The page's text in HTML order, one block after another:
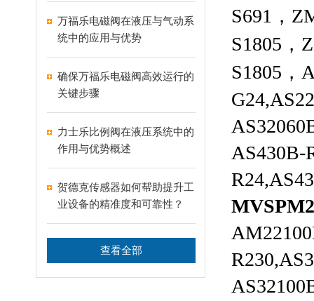
万福乐电磁阀在液压与气动系
统中的应用与优势
确保万福乐电磁阀高效运行的
关键步骤
力士乐比例阀在液压系统中的
作用与优势概述
贺德克传感器如何帮助提升工
业设备的精准度和可靠性？
查看全部
S691，
S1805，
S1805，
AS430B-